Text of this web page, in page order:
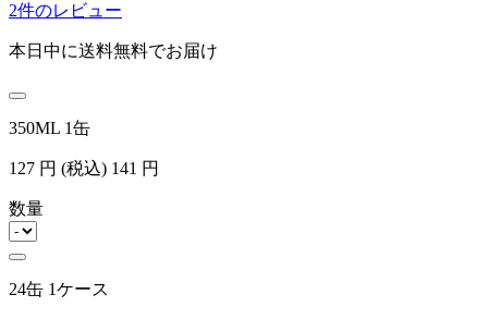
2件のレビュー
本日中に送料無料でお届け
350ML 1缶
127 円 (税込) 141 円
数量
24缶 1ケース